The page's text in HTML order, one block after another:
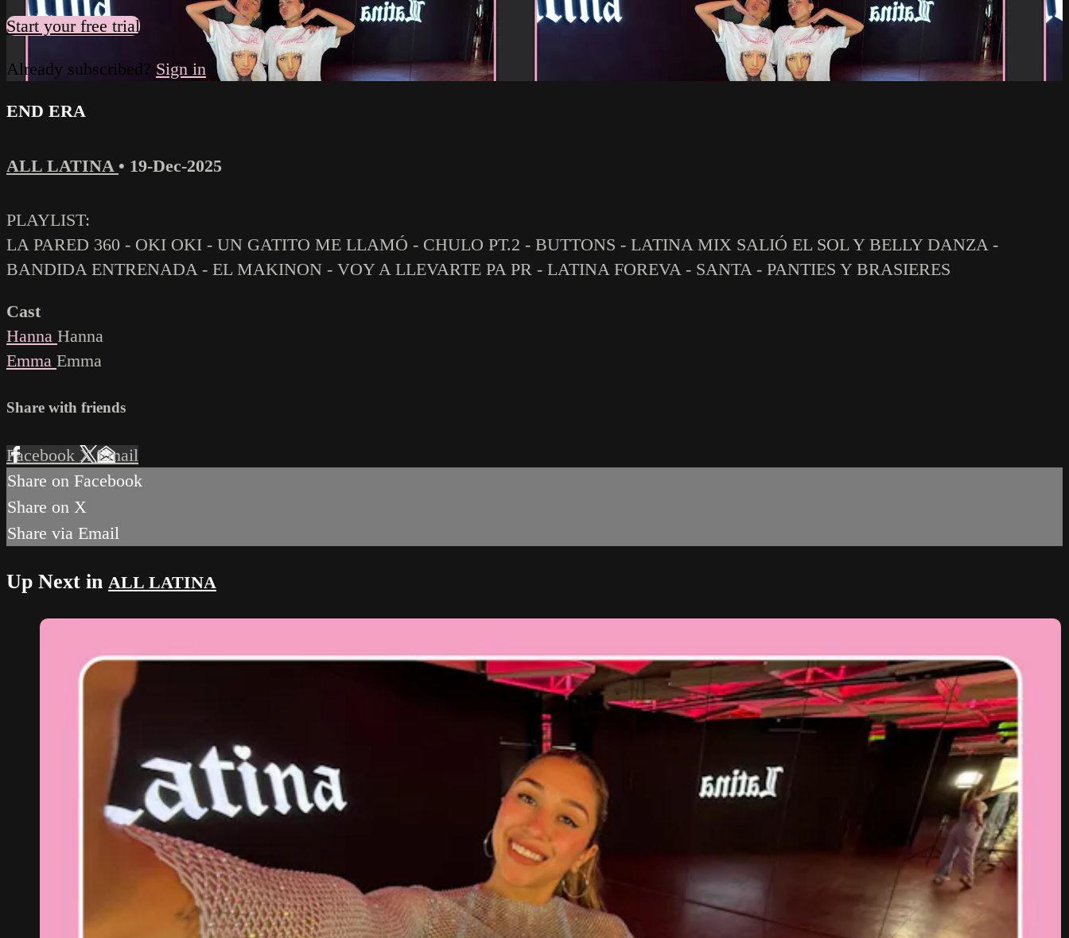
Start your free trial
Already subscribed? Sign in
END ERA
ALL LATINA • 19-Dec-2025
PLAYLIST:
LA PARED 360 - OKI OKI - UN GATITO ME LLAMÓ - CHULO PT.2 - BUTTONS - LATINA MIX SALIÓ EL SOL Y BELLY DANZA -
BANDIDA ENTRENADA - EL MAKINON - VOY A LLEVARTE PA PR - LATINA FOREVA - SANTA - PANTIES Y BRASIERES
Cast
Hanna Hanna
Emma Emma
Share with friends
Facebook XEmail
Share on Facebook
Share on X
Share via Email
Up Next in ALL LATINA